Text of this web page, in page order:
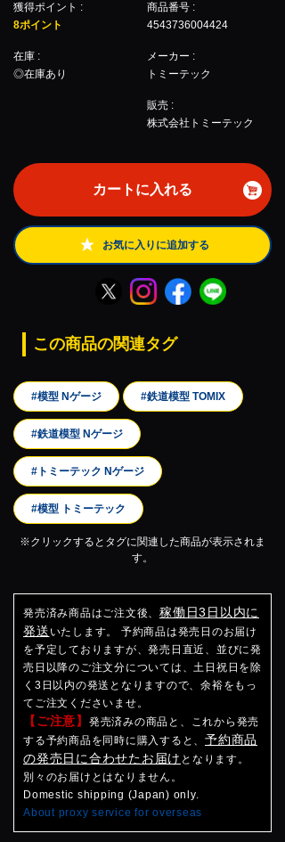
獲得ポイント :
8ポイント
在庫 :
◎在庫あり
商品番号 :
4543736004424
メーカー :
トミーテック
販売 :
株式会社トミーテック
カートに入れる
お気に入りに追加する
この商品の関連タグ
#模型 Nゲージ #鉄道模型 TOMIX
#鉄道模型 Nゲージ
#トミーテック Nゲージ
#模型 トミーテック
※クリックするとタグに関連した商品が表示されま
す。
発売済み商品はご注文後、 稼働日3日以内に
発送 いたします。 予約商品は発売日のお届け
を予定しておりますが、発売日直近、並びに発
売日以降のご注文分については、土日祝日を除
く3日以内の発送となりますので、余裕をもっ
てご注文くださいませ。
【ご注意】 発売済みの商品と、これから発売
する予約商品を同時に購入すると、 予約商品
の発売日に合わせたお届け となります。
別々のお届けとはなりません。
Domestic shipping (Japan) only.
About proxy service for overseas